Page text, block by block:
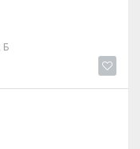
Б